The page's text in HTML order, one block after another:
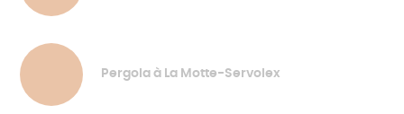
Pergola à La Motte-Servolex